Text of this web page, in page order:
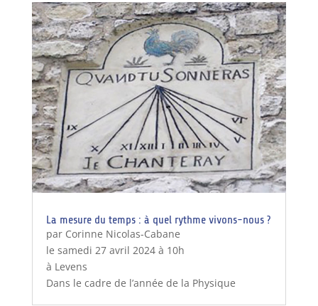
La mesure du temps : à quel rythme vivons-nous ?
par Corinne Nicolas-Cabane
le samedi 27 avril 2024 à 10h
à Levens
Dans le cadre de l’année de la Physique